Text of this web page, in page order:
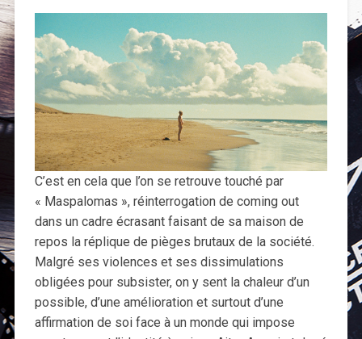
C’est en cela que l’on se retrouve touché par
« Maspalomas », réinterrogation de coming out
dans un cadre écrasant faisant de sa maison de
repos la réplique de pièges brutaux de la société.
Malgré ses violences et ses dissimulations
obligées pour subsister, on y sent la chaleur d’un
possible, d’une amélioration et surtout d’une
affirmation de soi face à un monde qui impose